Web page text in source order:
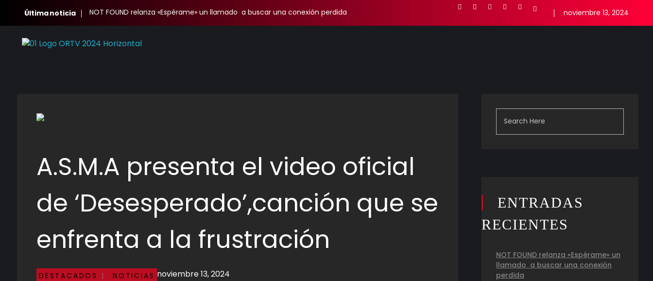
Última noticia NOT FOUND relanza «Espérame» un llamado a buscar una conexión perdida noviembre 13, 2024
A.S.M.A presenta el video oficial
de ‘Desesperado’,canción que se
enfrenta a la frustración
noviembre 13, 2024
DESTACADOS NOTICIAS
ENTRADAS
RECIENTES
NOT FOUND relanza «Espérame» un
llamado a buscar una conexión
perdida